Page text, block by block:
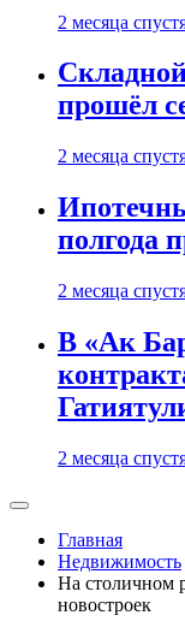
2 месяца
прошёл
2 месяца
полгода
2 месяца
В «Ак
2 месяца
Главная
Недвижимость
На столичном
новостроек